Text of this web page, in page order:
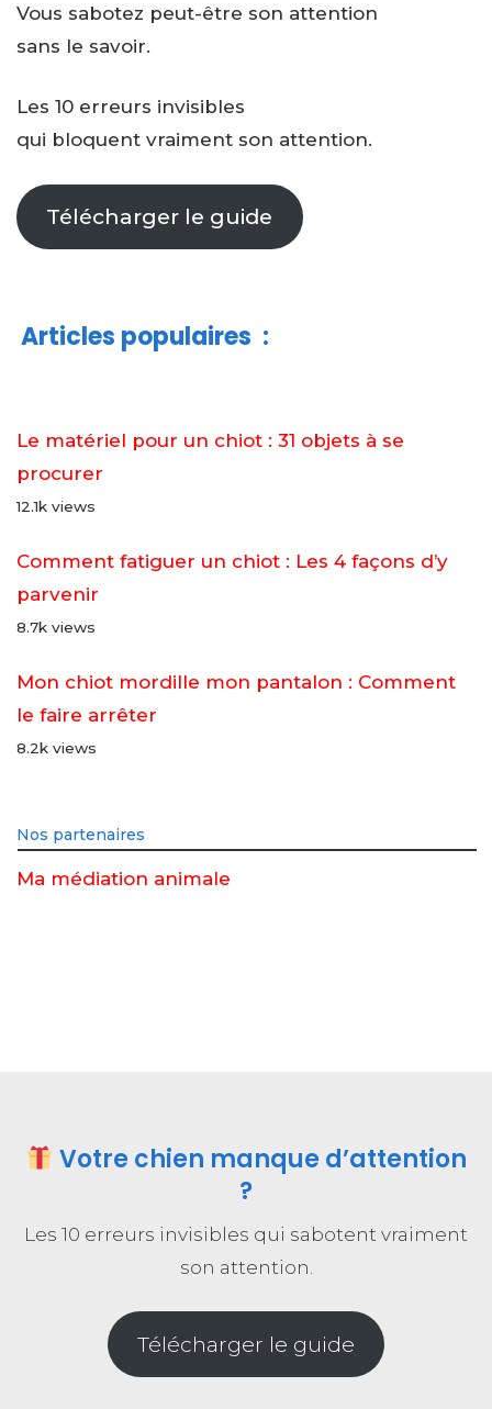
Vous sabotez peut-être son attention
sans le savoir.
Les 10 erreurs invisibles
qui bloquent vraiment son attention.
Télécharger le guide
Articles populaires :
Le matériel pour un chiot : 31 objets à se
procurer
12.1k views
Comment fatiguer un chiot : Les 4 façons d’y
parvenir
8.7k views
Mon chiot mordille mon pantalon : Comment
le faire arrêter
8.2k views
Nos partenaires
Ma médiation animale
Votre chien manque d’attention
?
Les 10 erreurs invisibles qui sabotent vraiment
son attention.
Télécharger le guide